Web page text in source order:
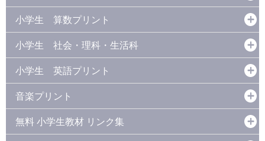
小学生 算数プリント
小学生 社会・理科・生活科
小学生 英語プリント
音楽プリント
無料 小学生教材 リンク集